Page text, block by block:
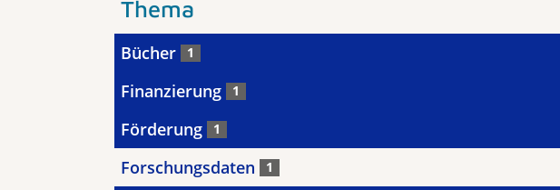
Thema
Bücher 1
Finanzierung 1
Förderung 1
Forschungsdaten 1